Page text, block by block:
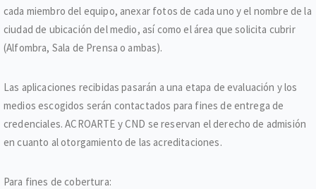
cada miembro del equipo, anexar fotos de cada uno y el nombre de la
ciudad de ubicación del medio, así como el área que solicita cubrir
(Alfombra, Sala de Prensa o ambas).
Las aplicaciones recibidas pasarán a una etapa de evaluación y los
medios escogidos serán contactados para fines de entrega de
credenciales. ACROARTE y CND se reservan el derecho de admisión
en cuanto al otorgamiento de las acreditaciones.
Para fines de cobertura: